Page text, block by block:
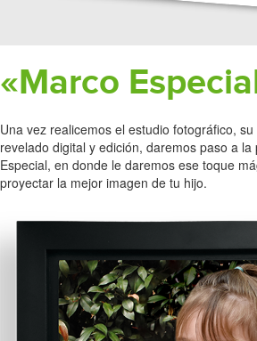
«Marco
Una vez realicemos el estudio fotográfico,
revelado digital y edición, daremos paso a
Especial, en donde le daremos ese toque
proyectar la mejor imagen de tu hijo.